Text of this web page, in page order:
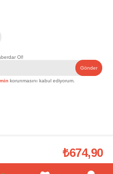
Ol!
Gönder
korunmasını kabul ediyorum.
Market
. Tüm hakları saklıdır.
amaçlıdır. Web sitemizde yer alan
firmamızın yazılı izni alınmadan
izin alınmadan kopyalanması ve
₺674,90